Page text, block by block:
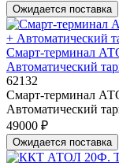
Ожидается поставка
Смарт-терминал
Автоматический
62132
Смарт-терминал
Автоматический
49000 ₽
Ожидается поставка